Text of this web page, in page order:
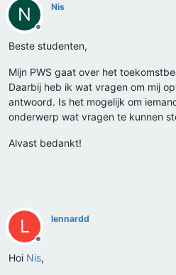
N
Offline
Nis
Beste studenten,
Mijn PWS gaat over het
Daarbij heb ik wat vragen om mij
antwoord. Is het mogelijk om
onderwerp wat vragen te kunnen
Alvast bedankt!
L
Offline
lennardd
Hoi Nis,